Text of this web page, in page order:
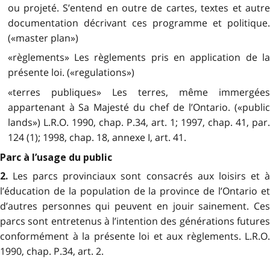
ou projeté. S’entend en outre de cartes, textes et autre
documentation décrivant ces programme et politique.
(«master plan»)
«règlements» Les règlements pris en application de la
présente loi. («regulations»)
«terres publiques» Les terres, même immergées
appartenant à Sa Majesté du chef de l’Ontario. («public
lands») L.R.O. 1990, chap. P.34, art. 1; 1997, chap. 41, par.
124 (1); 1998, chap. 18, annexe I, art. 41.
Parc à l’usage du public
2. Les parcs provinciaux sont consacrés aux loisirs et à
l’éducation de la population de la province de l’Ontario et
d’autres personnes qui peuvent en jouir sainement. Ces
parcs sont entretenus à l’intention des générations futures
conformément à la présente loi et aux règlements. L.R.O.
1990, chap. P.34, art. 2.